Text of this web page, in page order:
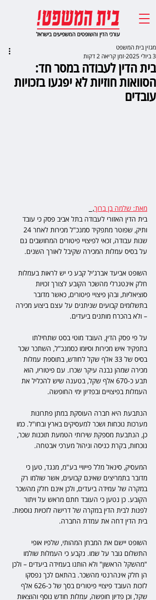
עורכי הדין והשופטים המשפיעים בישראל
בית הדין לעבודה במסר חד:
הסוואות חוזיות לא יפגעו בזכויות
עובדים
מגזין בית המשפט
3 ביולי 2025
זמן קריאה 2 דקות
מאת: שלמה בן ברוך,
בית הדין האזורי לעבודה בתל אביב פסק כי עובד
שנות עבודה, זכאי לפיצויי פיטורים המחושבים גם
על בסיס עמלות המכירה שקיבל לאורך השנים.
השופט אביעד אברג'יל קבע כי יש לראות בעמלות
חלק אינטגרלי מהשכר הקובע לצורך זכויות
סוציאליות, ובהן פיצויי פיטורים, כאשר מדובר
בתשלומים קבועים שניתנים על עצם ביצוע מכירה
– ולא בהכרח מותנים ביעדים.
על פי פסק הדין, העובד מוטי בסט שתחילתו
בתפקיד איש מכירות וסיומו כסמנכ"ל, השתכר שכר
בסיס של 33 אלף שקל לחודש, בתוספת עמלות
מכירה שמהן נבנה עיקר שכרו. עם פיטוריו, הוא
תבע כ-670 אלף שקל, בטענה שיש להכליל את
העמלות בפיצויים ובפדיון ימי החופשה.
הנתבעת היא חברה העוסקת במתן פתרונות
מערכות נוכחות ושכר למעסיקים בארץ ובחו"ל. כמו
כן, הנתבעת מספקת שירותי הטמעת תוכנות שכר,
נוכחות, בקרת כניסה וניהול מערכי אבטחה.
המעסיק, סינאל מלל פייוויי בע"מ, מנגד, טען כי
מדובר בתמריצים שאינם קבועים, אשר שולמו רק
במקרה של עמידה ביעדים, ולכן אינם חלק מהשכר
הקובע. כן נטען כי העובד חתם מראש על ויתור
לפנות לבית הדין במקרה של דרישה לזכויות נוספות.
בית הדין דחה את עמדת החברה.
השופט יישם את המבחן המהותי, שלפיו אופי
התשלום גובר על שמו. נקבע כי העמלות שולמו
"מהשקל הראשון" ולא הותנו בעמידה ביעדים – ולכן
הן חלק אינהרנטי מהשכר. בהתאם לכך נפסקו
לזכות העובד פיצויי פיטורים בסך של כ-626 אלף
שקל, וכן פדיון חופשה, עמלות חודש נוסף והוצאות